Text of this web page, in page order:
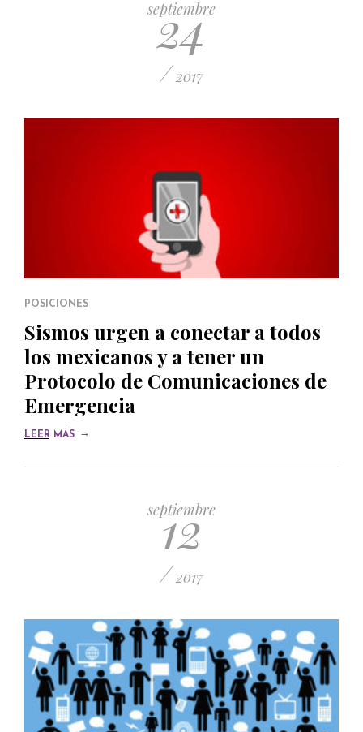
septiembre
24
/ 2017
POSICIONES
Sismos urgen a conectar a todos
los mexicanos y a tener un
Protocolo de Comunicaciones de
Emergencia
LEER MÁS →
septiembre
12
/ 2017